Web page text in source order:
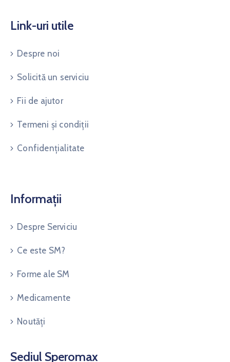
Link-uri utile
Despre noi
Solicită un serviciu
Fii de ajutor
Termeni și condiții
Confidențialitate
Informații
Despre Serviciu
Ce este SM?
Forme ale SM
Medicamente
Noutăți
Sediul Speromax